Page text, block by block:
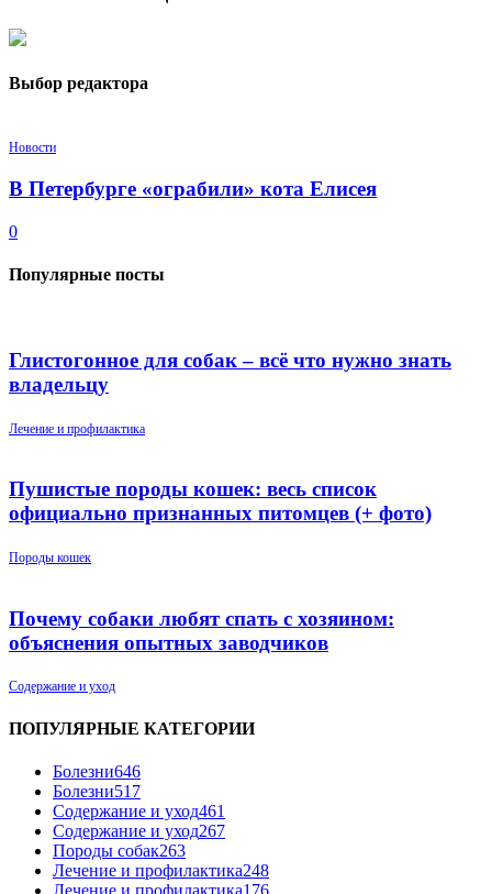
Выбор редактора
Новости
В Петербурге «ограбили» кота Елисея
0
Популярные посты
Глистогонное для собак – всё что нужно знать
владельцу
Лечение и профилактика
Пушистые породы кошек: весь список
официально признанных питомцев (+ фото)
Породы кошек
Почему собаки любят спать с хозяином:
объяснения опытных заводчиков
Содержание и уход
ПОПУЛЯРНЫЕ КАТЕГОРИИ
Болезни646
Болезни517
Содержание и уход461
Содержание и уход267
Породы собак263
Лечение и профилактика248
Лечение и профилактика176